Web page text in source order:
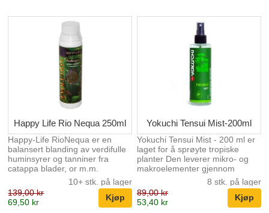
sporstoffer og mate NutriDiet®
Discus Flakes for blomstrende,
sunne Discus. Neutral
Regulator® og Discus Buffer®
kan brukes i kombinasjon for å
oppnå en ønsket pH når du
utfører vannforandringer eller
tilfører toppvann....
Happy Life Rio Nequa 250ml
Happy-Life RioNequa er en
balansert blanding av verdifulle
huminsyrer og tanniner fra
catappa blader, or m.m.
RioNequa styrker fiskenes
immunsystem på en naturlig
måte. Styrkingen av kroppens
egen motstandskraft bidrar til
10+ stk. på lager
139,00 kr
69,50 kr
Yokuchi Tensui Mist-200ml
Yokuchi Tensui Mist - 200 ml er
laget for å sprøyte tropiske
planter Den leverer mikro- og
makroelementer gjennom
overflaten av bladene. Midlet er
basert på parametrene til
regnvannet som faller midt i
Amazonas regnskog. Bruk: I
8 stk. på lager
89,00 kr
53,40 kr